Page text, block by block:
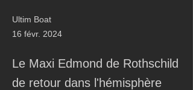
Ultim Boat
16 févr. 2024
Le Maxi Edmond de Rothschild
de retour dans l'hémisphère